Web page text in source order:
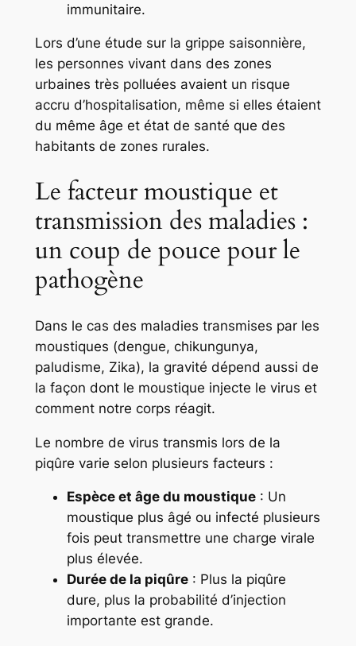
immunitaire.
Lors d’une étude sur la grippe saisonnière,
les personnes vivant dans des zones
urbaines très polluées avaient un risque
accru d’hospitalisation, même si elles étaient
du même âge et état de santé que des
habitants de zones rurales.
Le facteur moustique et
transmission des maladies :
un coup de pouce pour le
pathogène
Dans le cas des maladies transmises par les
moustiques (dengue, chikungunya,
paludisme, Zika), la gravité dépend aussi de
la façon dont le moustique injecte le virus et
comment notre corps réagit.
Le nombre de virus transmis lors de la
piqûre varie selon plusieurs facteurs :
Espèce et âge du moustique: Un
moustique plus âgé ou infecté plusieurs
fois peut transmettre une charge virale
plus élevée.
Durée de la piqûre: Plus la piqûre
dure, plus la probabilité d’injection
importante est grande.